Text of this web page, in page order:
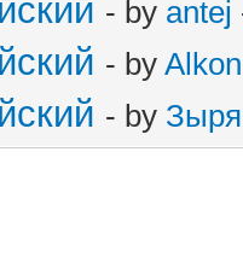
- by antej
- by
- by